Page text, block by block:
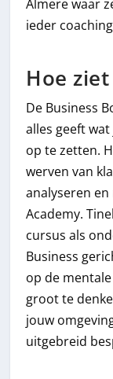
Almere waar
ieder
Hoe
De Business
alles geeft
op te zetten.
werven van
analyseren
Academy.
cursus als
Business
op de
groot te
jouw
uitgebreid